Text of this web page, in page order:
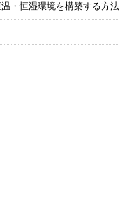
・恒湿環境を構築する方法